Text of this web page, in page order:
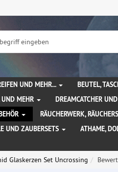
UND MEHR...
BEUTEL,
UND MEHR DREAMCATCHER
RÄUCHERWERK,
UND ZAUBERSETS ATHAME,
Glaskerzen Set Uncrossing